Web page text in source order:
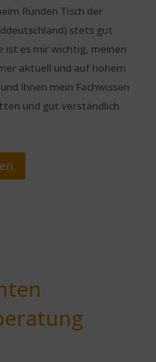
Runden Tisch der
stets gut
ist es mir wichtig, meinen
aktuell und auf hohem
Ihnen mein Fachwissen
und gut verständlich